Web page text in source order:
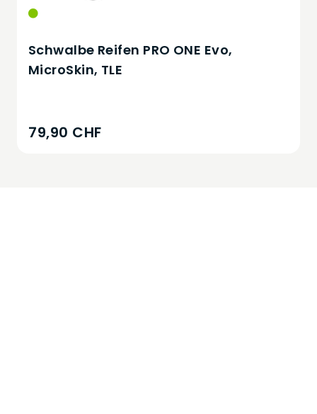
Schwalbe Reifen PRO ONE Evo,
MicroSkin, TLE
79,90 CHF